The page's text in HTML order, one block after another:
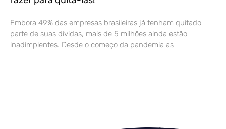
Embora 49% das empresas brasileiras já tenham quitado
parte de suas dívidas, mais de 5 milhões ainda estão
inadimplentes. Desde o começo da pandemia as